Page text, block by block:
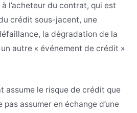
l’acheteur du contrat, qui est
crédit sous-jacent, une
la dégradation de la
autre « événement de crédit »
assume le risque de crédit que
pas assumer en échange d’une